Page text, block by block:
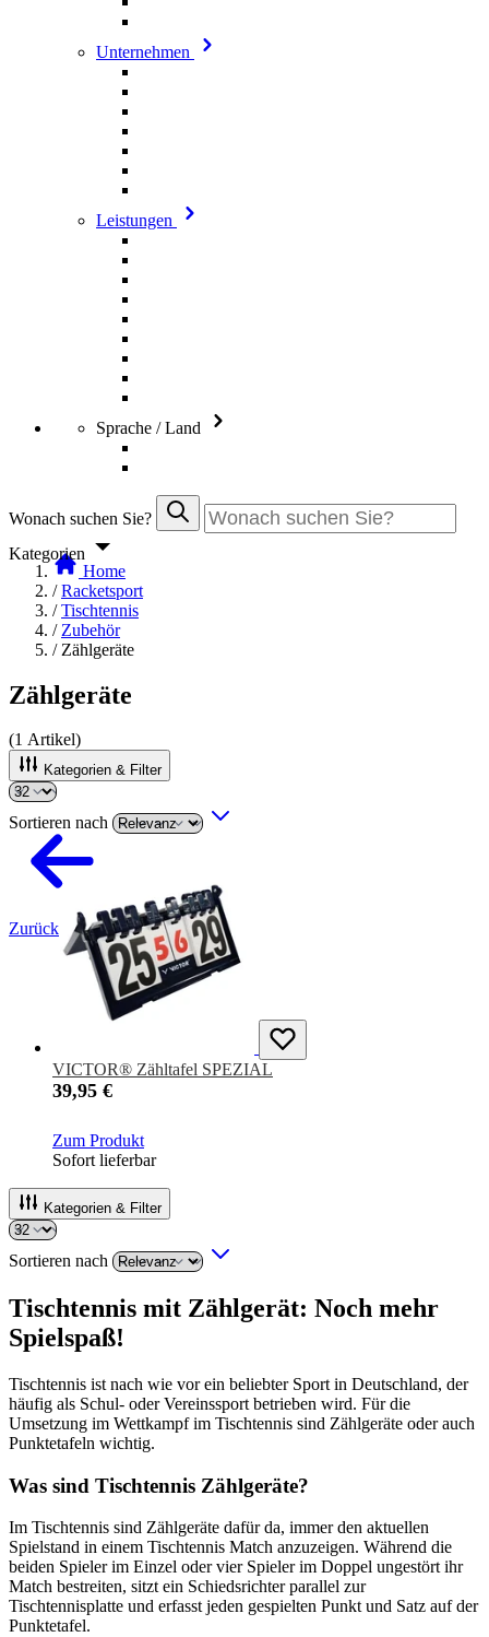
Unternehmen
Leistungen
Sprache / Land
Wonach suchen Sie?
Kategorien
Zurück
Home
/ Racketsport
/ Tischtennis
/ Zubehör
/ Zählgeräte
Zählgeräte
(1 Artikel)
Kategorien & Filter
Sortieren nach
VICTOR® Zähltafel SPEZIAL
39,95 €
Zum Produkt
Sofort lieferbar
Kategorien & Filter
Sortieren nach
Tischtennis mit Zählgerät: Noch mehr
Spielspaß!
Tischtennis ist nach wie vor ein beliebter Sport in Deutschland, der
häufig als Schul- oder Vereinssport betrieben wird. Für die
Umsetzung im Wettkampf im Tischtennis sind Zählgeräte oder auch
Punktetafeln wichtig.
Was sind Tischtennis Zählgeräte?
Im Tischtennis sind Zählgeräte dafür da, immer den aktuellen
Spielstand in einem Tischtennis Match anzuzeigen. Während die
beiden Spieler im Einzel oder vier Spieler im Doppel ungestört ihr
Match bestreiten, sitzt ein Schiedsrichter parallel zur
Tischtennisplatte und erfasst jeden gespielten Punkt und Satz auf der
Punktetafel.